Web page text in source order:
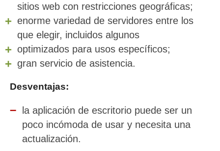
sitios web con restricciones geográficas;
enorme variedad de servidores entre los
que elegir, incluidos algunos
optimizados para usos específicos;
gran servicio de asistencia.
Desventajas:
la aplicación de escritorio puede ser un
poco incómoda de usar y necesita una
actualización.